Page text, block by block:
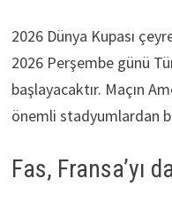
2026 Dünya Kupası
2026 Perşembe günü
başlayacaktır. Maçın
önemli stadyumlardan
Fas, Fransa’yı